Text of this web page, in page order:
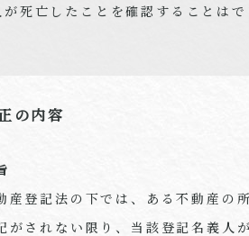
死亡したことを確認することはで
の内容
産登記法の下では、ある不動産の
がされない限り、当該登記名義人